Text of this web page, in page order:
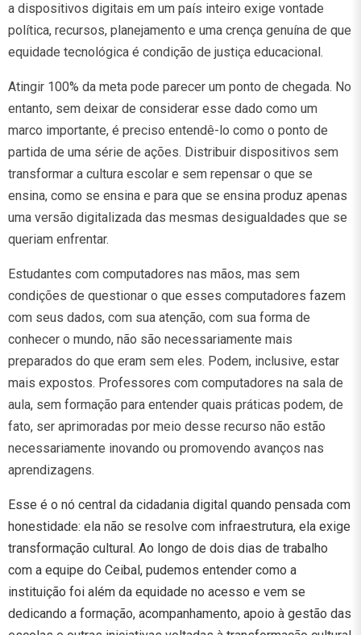
a dispositivos digitais em um país inteiro exige vontade
política, recursos, planejamento e uma crença genuína de que
equidade tecnológica é condição de justiça educacional.
Atingir 100% da meta pode parecer um ponto de chegada. No
entanto, sem deixar de considerar esse dado como um
marco importante, é preciso entendê-lo como o ponto de
partida de uma série de ações. Distribuir dispositivos sem
transformar a cultura escolar e sem repensar o que se
ensina, como se ensina e para que se ensina produz apenas
uma versão digitalizada das mesmas desigualdades que se
queriam enfrentar.
Estudantes com computadores nas mãos, mas sem
condições de questionar o que esses computadores fazem
com seus dados, com sua atenção, com sua forma de
conhecer o mundo, não são necessariamente mais
preparados do que eram sem eles. Podem, inclusive, estar
mais expostos. Professores com computadores na sala de
aula, sem formação para entender quais práticas podem, de
fato, ser aprimoradas por meio desse recurso não estão
necessariamente inovando ou promovendo avanços nas
aprendizagens.
Esse é o nó central da cidadania digital quando pensada com
honestidade: ela não se resolve com infraestrutura, ela exige
transformação cultural. Ao longo de dois dias de trabalho
com a equipe do Ceibal, pudemos entender como a
instituição foi além da equidade no acesso e vem se
dedicando a formação, acompanhamento, apoio à gestão das